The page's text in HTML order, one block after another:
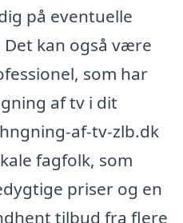
på eventuelle
kan også være
som har
af tv i dit
af-tv-zlb.dk
fagfolk, som
priser og en
tilbud fra flere